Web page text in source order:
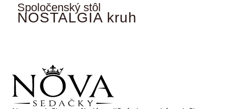
Spoločenský stôl
NOSTALGIA kruh